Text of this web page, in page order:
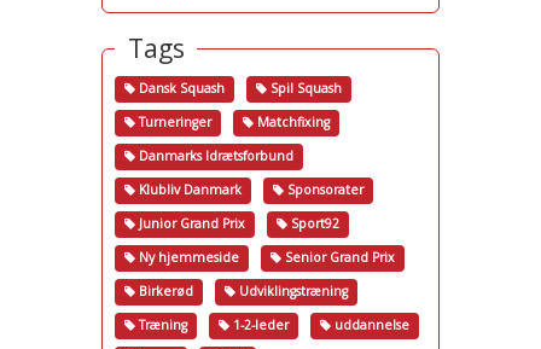
Tags
Dansk Squash
Spil Squash
Turneringer
Matchfixing
Danmarks Idrætsforbund
Klubliv Danmark
Sponsorater
Junior Grand Prix
Sport92
Ny hjemmeside
Senior Grand Prix
Birkerød
Udviklingstræning
Træning
1-2-leder
uddannelse